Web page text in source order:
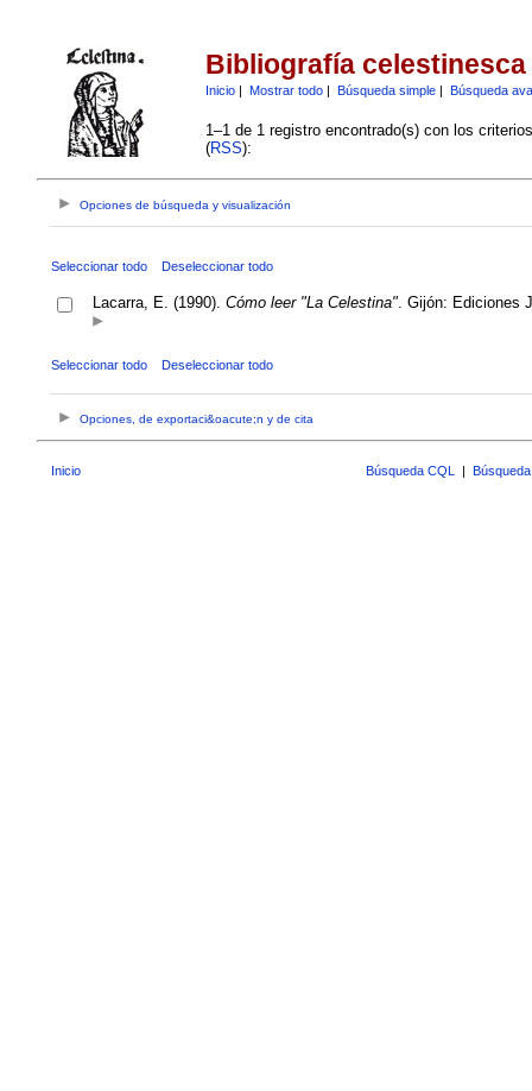
Bibliografía celestinesca
Inicio| Mostrar todo| Búsqueda simple| Búsqueda
1–1 de 1 registro encontrado(s) con los
(RSS):
Opciones de búsqueda y visualización
Seleccionar todo Deseleccionar todo
Lacarra, E. (1990). Cómo leer "La Celestina". Gijón: Ediciones
Seleccionar todo Deseleccionar todo
Opciones, de exportaci&oacute;n y de cita
Inicio Búsqueda CQL |